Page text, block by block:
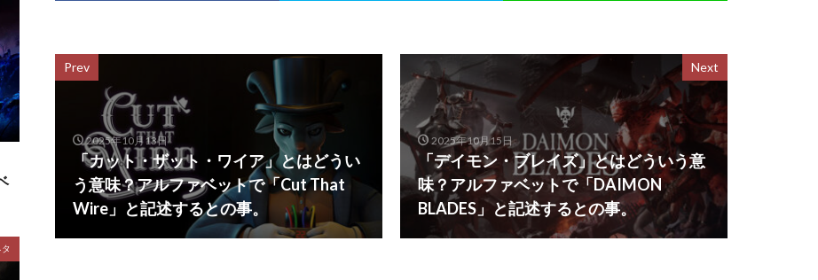
Prev
2025年10月13日
「カット・ザット・ワイア」とはどうい
う意味？アルファベットで「Cut That
Wire」と記述するとの事。
Next
2025年10月15日
「デイモン・ブレイズ」とはどういう意
味？アルファベットで「DAIMON
BLADES」と記述するとの事。